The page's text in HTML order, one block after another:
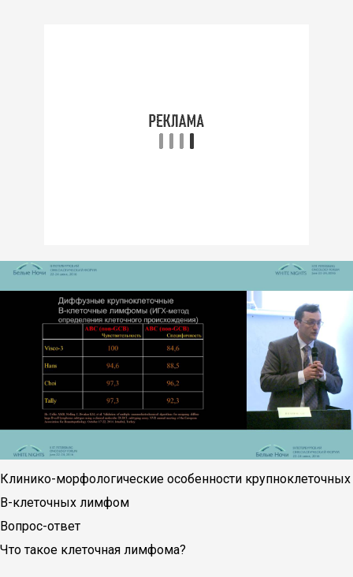
Клинико-морфологические особенности крупноклеточных
В-клеточных лимфом
Вопрос-ответ
Что такое клеточная лимфома?